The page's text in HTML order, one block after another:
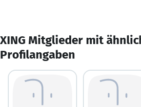
XING Mitglieder mit
Profilangaben